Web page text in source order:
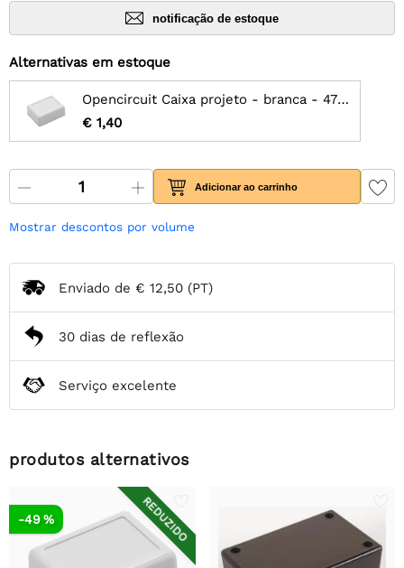
notificação de estoque
Alternativas em estoque
Opencircuit Caixa projeto - branca - 47x37x18mm
€ 1,40
Adicionar ao carrinho
Mostrar descontos por volume
Enviado de € 12,50 (PT)
30 dias de reflexão
Serviço excelente
produtos alternativos
REDUZIDO
-49 %